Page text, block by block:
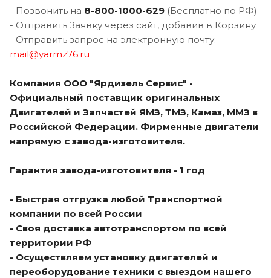
- Позвонить на 8-800-1000-629 (Бесплатно по РФ)
- Отправить Заявку через сайт, добавив в Корзину
- Отправить запрос на электронную почту:
mail@yarmz76.ru
Компания ООО "Ярдизель Сервис" -
Официальный поставщик оригинальных
Двигателей и Запчастей ЯМЗ, ТМЗ, Камаз, ММЗ в
Российской Федерации. Фирменные двигатели
напрямую с завода-изготовителя.
Гарантия завода-изготовителя - 1 год
- Быстрая отгрузка любой Транспортной
компании по всей России
- Своя доставка автотранспортом по всей
территории РФ
- Осуществляем установку двигателей и
переоборудование техники с выездом нашего